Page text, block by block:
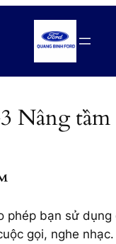
Nâng tầm
phép bạn sử
gọi, nghe